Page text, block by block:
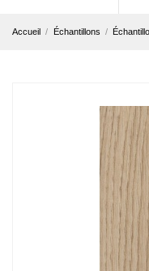
Accueil Échantillons